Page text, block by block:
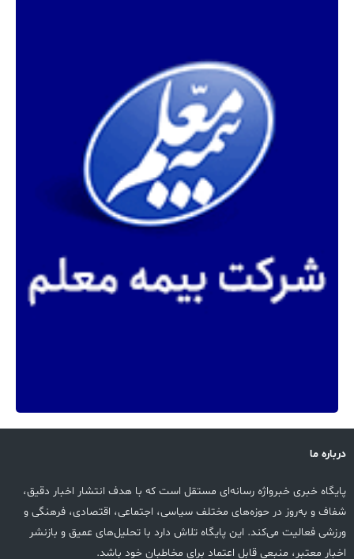
درباره ما
پایگاه خبری خبرواژه رسانه‌ای مستقل است که با هدف انتشار اخبار دقیق،
شفاف و به‌روز در حوزه‌های مختلف سیاسی، اجتماعی، اقتصادی، فرهنگی و
ورزشی فعالیت می‌کند. این پایگاه تلاش دارد با تحلیل‌های عمیق و بازنشر
اخبار معتبر، منبعی قابل اعتماد برای مخاطبان خود باشد.